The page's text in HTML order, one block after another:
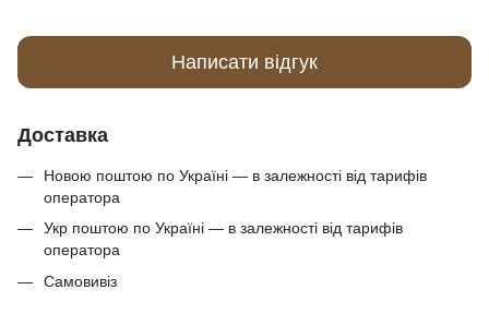
Написати відгук
Доставка
Новою поштою по Україні — в залежності від тарифів
оператора
Укр поштою по Україні — в залежності від тарифів
оператора
Самовивіз